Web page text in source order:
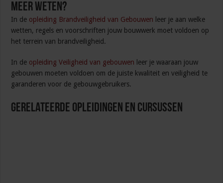
Meer weten?
In de opleiding Brandveiligheid van Gebouwen leer je aan welke
wetten, regels en voorschriften jouw bouwwerk moet voldoen op
het terrein van brandveiligheid.
In de opleiding Veiligheid van gebouwen leer je waaraan jouw
gebouwen moeten voldoen om de juiste kwaliteit en veiligheid te
garanderen voor de gebouwgebruikers.
Gerelateerde Opleidingen en Cursussen